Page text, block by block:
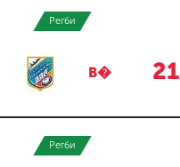
Регби
В� 21
Регби